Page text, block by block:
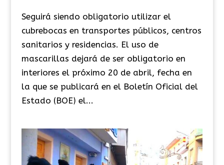
Seguirá siendo obligatorio utilizar el
cubrebocas en transportes públicos, centros
sanitarios y residencias. El uso de
mascarillas dejará de ser obligatorio en
interiores el próximo 20 de abril, fecha en
la que se publicará en el Boletín Oficial del
Estado (BOE) el...